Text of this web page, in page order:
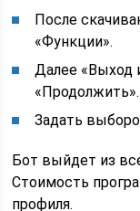
После
«Функции».
Далее «Выход
«Продолжить».
Задать
Бот выйдет из
Стоимость
профиля.